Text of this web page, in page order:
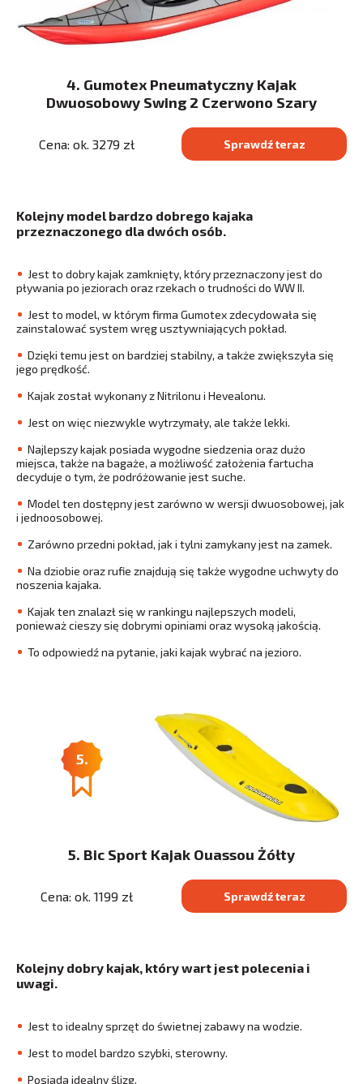
4. Gumotex Pneumatyczny Kajak
Dwuosobowy Swing 2 Czerwono Szary
Cena: ok. 3279 zł Sprawdź teraz
Kolejny model bardzo dobrego kajaka
przeznaczonego dla dwóch osób.
Jest to dobry kajak zamknięty, który przeznaczony jest do
pływania po jeziorach oraz rzekach o trudności do WW II.
Jest to model, w którym firma Gumotex zdecydowała się
zainstalować system wręg usztywniających pokład.
Dzięki temu jest on bardziej stabilny, a także zwiększyła się
jego prędkość.
Kajak został wykonany z Nitrilonu i Hevealonu.
Jest on więc niezwykle wytrzymały, ale także lekki.
Najlepszy kajak posiada wygodne siedzenia oraz dużo
miejsca, także na bagaże, a możliwość założenia fartucha
decyduje o tym, że podróżowanie jest suche.
Model ten dostępny jest zarówno w wersji dwuosobowej, jak
i jednoosobowej.
Zarówno przedni pokład, jak i tylni zamykany jest na zamek.
Na dziobie oraz rufie znajdują się także wygodne uchwyty do
noszenia kajaka.
Kajak ten znalazł się w rankingu najlepszych modeli,
ponieważ cieszy się dobrymi opiniami oraz wysoką jakością.
To odpowiedź na pytanie, jaki kajak wybrać na jezioro.
5.
5. Bic Sport Kajak Ouassou Żółty
Cena: ok. 1199 zł Sprawdź teraz
Kolejny dobry kajak, który wart jest polecenia i
uwagi.
Jest to idealny sprzęt do świetnej zabawy na wodzie.
Jest to model bardzo szybki, sterowny.
Posiada idealny ślizg.